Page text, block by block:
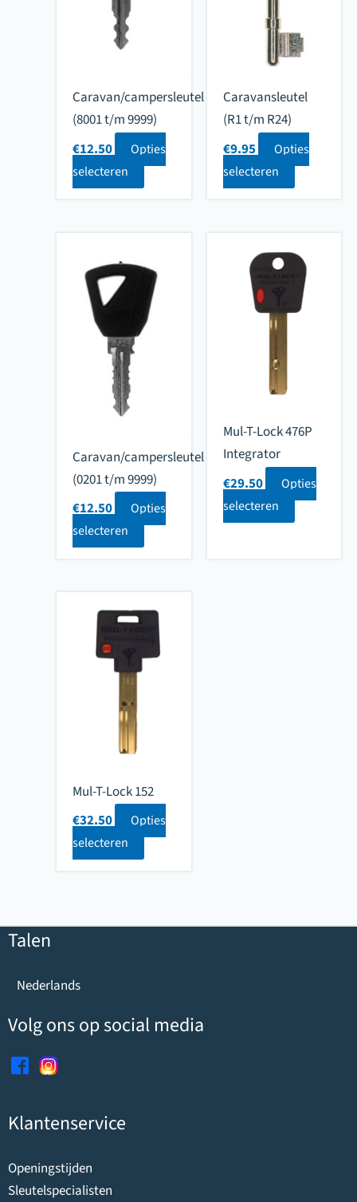
Caravan/campersleutel
(8001 t/m 9999)
€12.50
Opties
selecteren
Caravansleutel
(R1 t/m R24)
€9.95
Opties
selecteren
Caravan/campersleutel
(0201 t/m 9999)
€12.50
Opties
selecteren
Mul-T-Lock 476P
Integrator
€29.50
Opties
selecteren
Mul-T-Lock 152
€32.50
Opties
selecteren
Talen
Nederlands
Volg ons op social media
Klantenservice
Openingstijden
Sleutelspecialisten